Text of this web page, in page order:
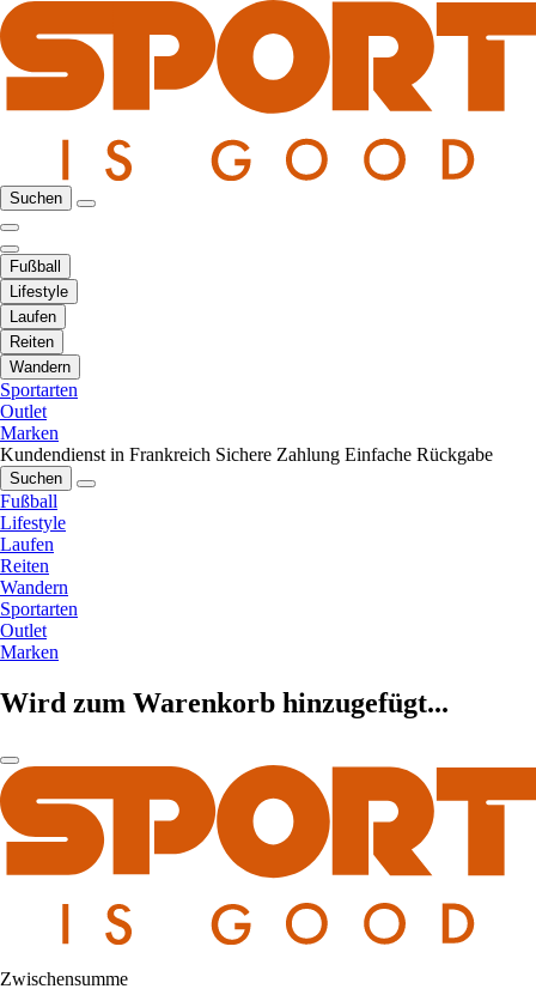
Suchen
Fußball
Lifestyle
Laufen
Reiten
Wandern
Sportarten
Outlet
Marken
Kundendienst in Frankreich Sichere Zahlung Einfache Rückgabe
Suchen
Fußball
Lifestyle
Laufen
Reiten
Wandern
Sportarten
Outlet
Marken
Wird zum Warenkorb hinzugefügt...
Zwischensumme